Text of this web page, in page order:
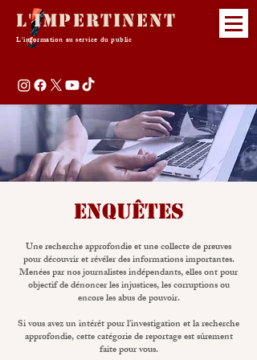
L'Impertinent
L'information au service du public
ENquêtes
Une recherche approfondie et une collecte de preuves
pour découvrir et révéler des informations importantes.
Menées par nos journalistes indépendants, elles ont pour
objectif de dénoncer les injustices, les corruptions ou
encore les abus de pouvoir.
Si vous avez un intérêt pour l'investigation et la recherche
approfondie, cette catégorie de reportage est sûrement
faite pour vous.